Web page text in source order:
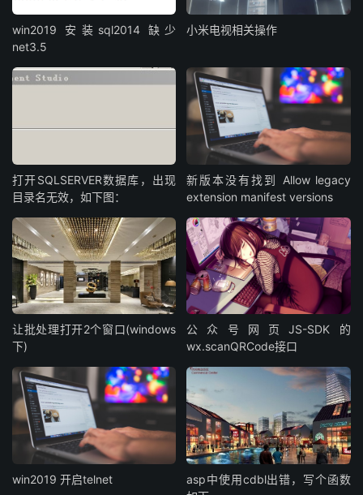
win2019 安装sql2014 缺少
net3.5
小米电视相关操作
打开SQLSERVER数据库，出现
目录名无效，如下图：
新版本没有找到 Allow legacy
extension manifest versions
让批处理打开2个窗口(windows
下)
公众号网页JS-SDK的
wx.scanQRCode接口
win2019 开启telnet
asp中使用cdbl出错，写个函数